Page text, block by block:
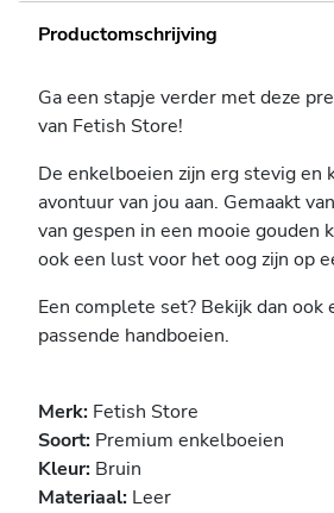
Productomschrijving
Ga een stapje verder met deze
van Fetish Store!
De enkelboeien zijn erg stevig en
avontuur van jou aan. Gemaakt
van gespen in een mooie gouden
ook een lust voor het oog zijn op
Een complete set? Bekijk dan ook
passende handboeien.
Merk: Fetish Store
Soort: Premium enkelboeien
Kleur: Bruin
Materiaal: Leer